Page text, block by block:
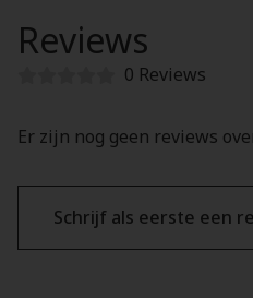
Reviews
0 Reviews
Er zijn nog geen reviews
Schrijf als eerste een